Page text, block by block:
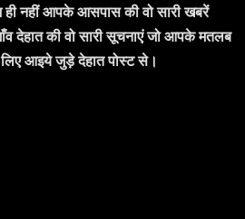
नहीं आपके आसपास की वो सारी खबरें
देहात की वो सारी सूचनाएं जो आपके मतलब
आइये जुड़े देहात पोस्ट से।